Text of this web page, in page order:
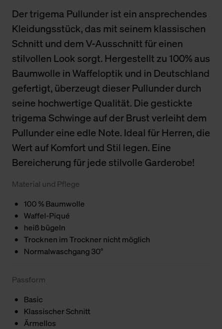
Der trigema Pullunder ist ein ansprechendes
Kleidungsstück, das mit seinem klassischen
Schnitt und dem V-Ausschnitt für einen
stilvollen Look sorgt. Hergestellt zu 100% aus
Baumwolle in Waffeloptik und in Deutschland
gefertigt, überzeugt dieser Pullunder durch
seine hochwertige Qualität. Die gestickte
trigema Schwinge auf der Brust verleiht dem
Pullunder eine edle Note. Ideal für Herren, die
Wert auf Komfort und Stil legen. Eine
Bereicherung für jede stilvolle Garderobe!
Material und Pflege
100 % Baumwolle
Waffel-Piqué
heiß bügeln
Trocknen im Trockner nicht möglich
Normalwaschgang 30°
Passform
Basic
Klassischer Schnitt
Ärmellos